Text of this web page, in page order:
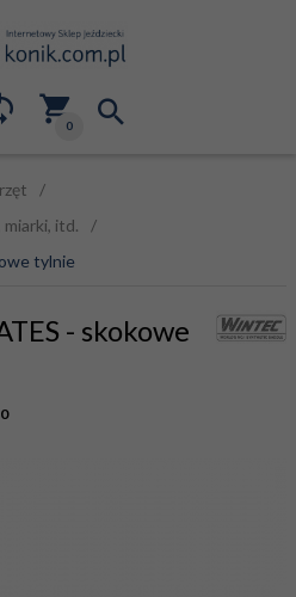
0
miarki, itd.
tylnie
- skokowe
0